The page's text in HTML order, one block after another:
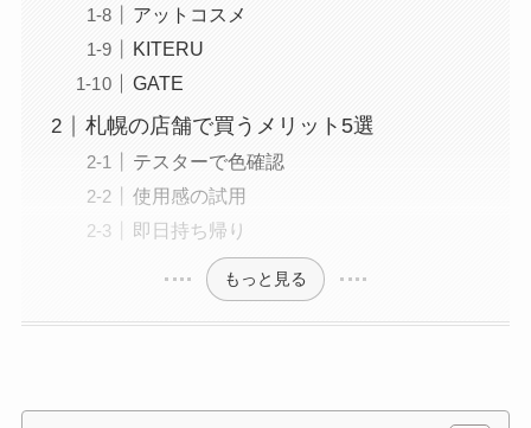
アットコスメ
KITERU
GATE
札幌の店舗で買うメリット5選
テスターで色確認
使用感の試用
即日持ち帰り
もっと見る